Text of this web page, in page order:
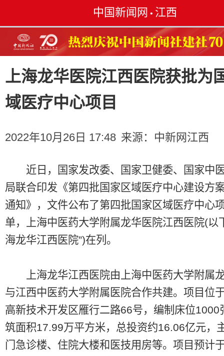
中国新闻网 • 江西
上海龙华医院江西医院获批为
域医疗中心项目
2022年10月26日 17:48 来源： 中新网江西
近日，国家发改委、国家卫健委、国家中
局联合印发《第四批国家区域医疗中心建设方
通知》，文件公布了第四批国家区域医疗中心
单，上海中医药大学附属龙华医院江西医院(以
海龙华江西医院”)在列。
上海龙华江西医院由上海中医药大学附属
与江西中医药大学附属医院合作共建。项目位
高新技术开发区雁行二路66号，编制床位1000
筑面积17.99万平方米，总投资约16.06亿元，
门急诊楼、住院大楼和医技用房等。项目预计